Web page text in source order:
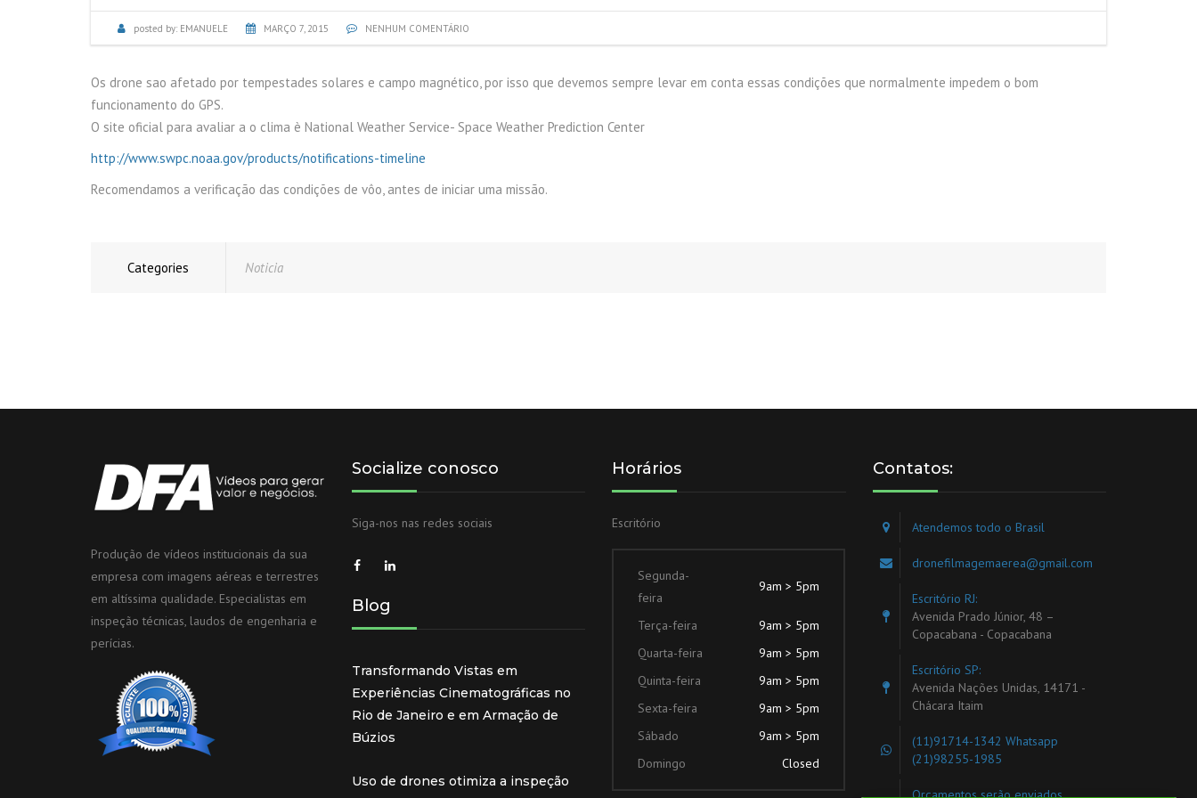
INSPEÇÃO PREDIAL
LAUDO VISTORIA DE
LAUDOS DE INSPEÇÃO DE
MARQUISES
posted by: EMANUELE MARÇO 7, 2015 NENHUM COMENTÁRIO
Os drone sao afetado por tempestades solares e campo magnético, por isso que devemos sempre levar em conta essas condições que normalmente impedem o bom
funcionamento do GPS.
O site oficial para avaliar a o clima è National Weather Service- Space Weather Prediction Center
http://www.swpc.noaa.gov/products/notifications-timeline
Recomendamos a verificação das condições de vôo, antes de iniciar uma missão.
Categories Noticia
Produção de vídeos institucionais da sua
empresa com imagens aéreas e terrestres
em altíssima qualidade. Especialistas em
inspeção técnicas, laudos de engenharia e
perícias.
Socialize conosco
Siga-nos nas redes sociais
Blog
Transformando Vistas em
Experiências Cinematográficas no
Rio de Janeiro e em Armação de
Búzios
Uso de drones otimiza a inspeção
Horários
Escritório
Segunda-
feira
9am > 5pm
Terça-feira
9am > 5pm
Quarta-feira
9am > 5pm
Quinta-feira
9am > 5pm
Sexta-feira
9am > 5pm
Sábado
9am > 5pm
Domingo
Closed
Contatos:
Atendemos todo o Brasil
dronefilmagemaerea@gmail.com
Escritório RJ:
Avenida Prado Júnior, 48 –
Copacabana - Copacabana
Escritório SP:
Avenida Nações Unidas, 14171 -
Chácara Itaim
(11)91714-1342 Whatsapp
(21)98255-1985
Orçamentos serão enviados